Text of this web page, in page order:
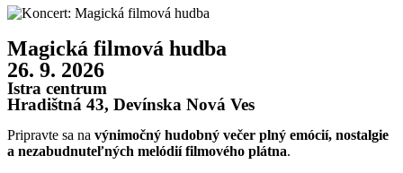
Magická filmová hudba
26. 9. 2026
Istra centrum
Hradištná 43, Devínska Nová Ves
Pripravte sa na výnimočný hudobný večer plný emócií, nostalgie
a nezabudnuteľných melódií filmového plátna.